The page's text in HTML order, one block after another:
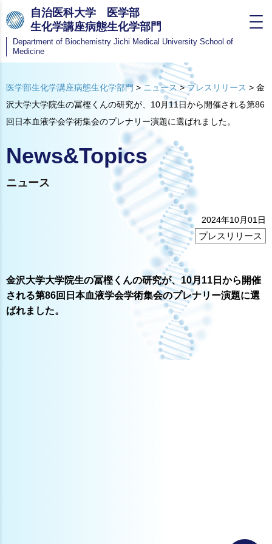
自治医科大学 医学部
生化学講座病態生化学部門
Department of Biochemistry Jichi Medical University School of
Medicine
医学部生化学講座病態生化学部門> ニュース>プレスリリース > 金
沢大学大学院生の冨樫くんの研究が、10月11日から開催される第86
回日本血液学会学術集会のプレナリー演題に選ばれました。
News&Topics
ニュース
2024年10月01日
プレスリリース
金沢大学大学院生の冨樫くんの研究が、10月11日から開催
される第86回日本血液学会学術集会のプレナリー演題に選
ばれました。